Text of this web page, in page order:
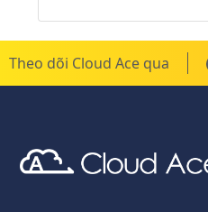
Theo dõi Cloud Ace qua